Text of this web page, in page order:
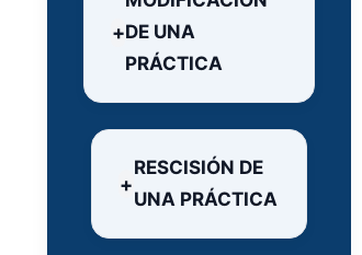
DE UNA
PRÁCTICA
RESCISIÓN DE
UNA PRÁCTICA